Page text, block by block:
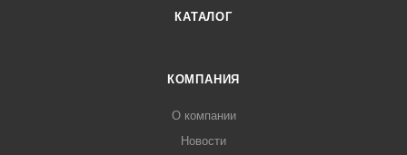
КАТАЛОГ
КОМПАНИЯ
О компании
Новости